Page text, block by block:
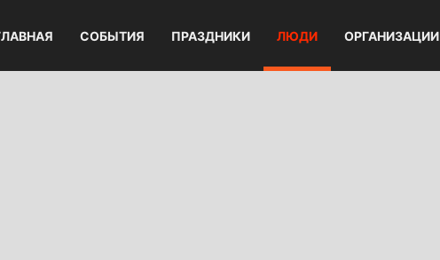
СОБЫТИЯ ПРАЗДНИКИ ЛЮДИ ОРГАНИЗАЦИИ